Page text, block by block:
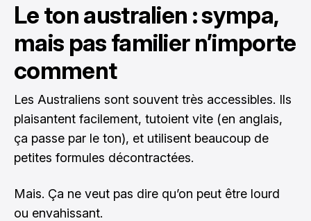
Le ton australien : sympa,
mais pas familier n’importe
comment
Les Australiens sont souvent très accessibles. Ils
plaisantent facilement, tutoient vite (en anglais,
ça passe par le ton), et utilisent beaucoup de
petites formules décontractées.
Mais. Ça ne veut pas dire qu’on peut être lourd
ou envahissant.